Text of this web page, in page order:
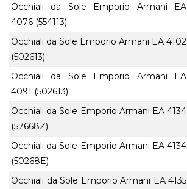
Occhiali da Sole Emporio Armani EA
4076 (554113)
Occhiali da Sole Emporio Armani EA 4102
(502613)
Occhiali da Sole Emporio Armani EA
4091 (502613)
Occhiali da Sole Emporio Armani EA 4134
(57668Z)
Occhiali da Sole Emporio Armani EA 4134
(50268E)
Occhiali da Sole Emporio Armani EA 4135